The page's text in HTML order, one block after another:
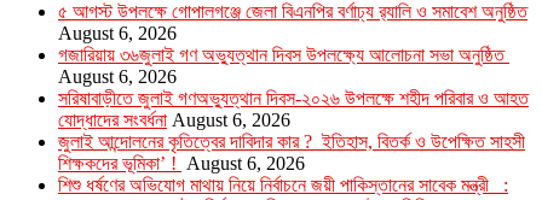
৫ আগস্ট উপলক্ষে গোপালগঞ্জে জেলা বিএনপির বর্ণাঢ্য র‍্যালি ও সমাবেশ অনুষ্ঠিত
August 6, 2026
গজারিয়ায় ৩৬জুলাই গণ অভ্যুত্থান দিবস উপলক্ষ্যে আলোচনা সভা অনুষ্ঠিত
August 6, 2026
সরিষাবাড়ীতে জুলাই গণঅভ্যুত্থান দিবস-২০২৬ উপলক্ষে শহীদ পরিবার ও আহত
যোদ্ধাদের সংবর্ধনা August 6, 2026
জুলাই আন্দোলনের কৃতিত্বের দাবিদার কার ? ইতিহাস, বিতর্ক ও উপেক্ষিত সাহসী
শিক্ষকদের ভূমিকা’ ! August 6, 2026
শিশু ধর্ষণের অভিযোগ মাথায় নিয়ে নির্বাচনে জয়ী পাকিস্তানের সাবেক মন্ত্রী :